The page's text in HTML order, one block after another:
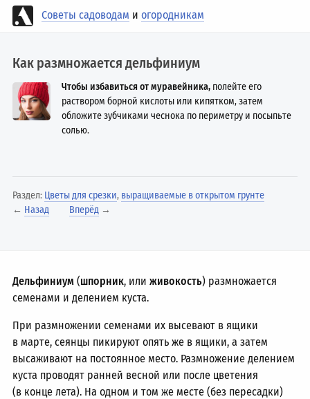
Советы садоводам иогородникам
Как размножается дельфиниум
Чтобы избавиться от муравейника, полейте его
раствором борной кислоты или кипятком, затем
обложите зубчиками чеснока по периметру и посыпьте
солью.
Раздел: Цветы для срезки, выращиваемые в открытом грунте
← Назад Вперёд→
Дельфиниум (шпорник, илиживокость) размножается
семенами и делением куста.
При размножении семенами их высевают в ящики
в марте, сеянцы пикируют опять же в ящики, а затем
высаживают на постоянное место. Размножение делением
куста проводят ранней весной или после цветения
(в конце лета). На одном и том же месте (без пересадки)